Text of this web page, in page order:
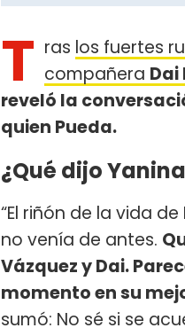
T ras los fuertes
compañera Dai
reveló la
quien Pueda.
¿Qué dijo
“El riñón de la vida
no venía de antes.
Vázquez y Dai.
momento en su
sumó: No sé si se